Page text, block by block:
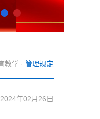
教学 · 管理规定
2024年02月26日